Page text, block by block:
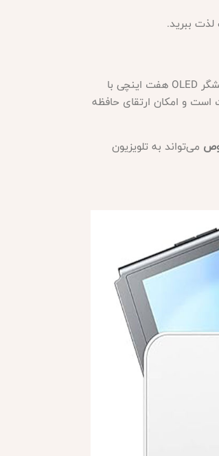
لذت ببرید.
یکی از محبوب‌ترین نسخه‌های نینتندو است که در اکتبر ۲۰۲۱ به بازار عرضه شد. این مدل به لطف نمایشگر OLED هفت اینچی با
متفاوت از گیمینگ پرتابل و خانگی را برای کاربران فراهم می‌کند. حافظه داخلی این مدل ۶۴ گیگابایت است و امکان ارتقای حافظه
می‌تواند به تلویزیون